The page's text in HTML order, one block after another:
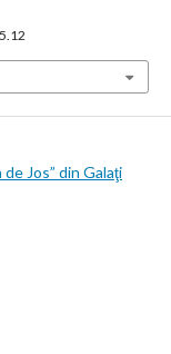
Jos” din Galaţi